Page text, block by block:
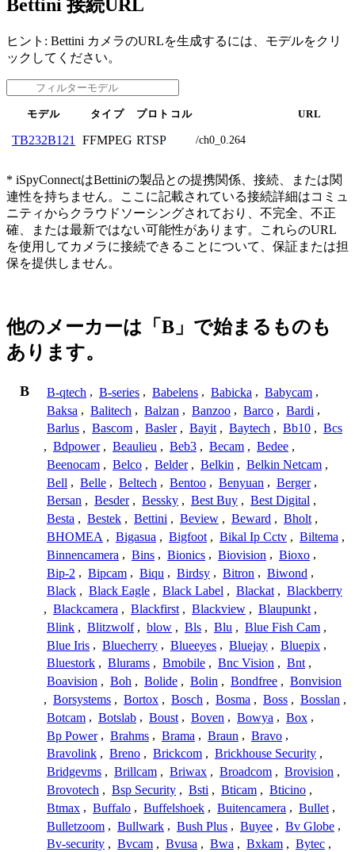
Bettini 接続URL
ヒント: Bettini カメラのURLを生成するには、モデルをクリ
ックしてください。
モデル タイプ プロトコル URL
TB232B121 FFMPEG RTSP /ch0_0.264
* iSpyConnectはBettiniの製品との提携関係、接続、または関
連性を持ちません。ここに記載されている接続詳細はコミュ
ニティからクラウドソーシングされており、不完全、不正
確、または最新ではない可能性があります。これらのURL
を使用してカメラに接続できることについて、保証または担
保を提供しません。
他のメーカーは「B」で始まるものも
あります。
B B-qtech , B-series , Babelens , Babicka , Babycam ,
Baksa , Balitech , Balzan , Banzoo , Barco , Bardi ,
Barlus , Bascom , Basler , Bayit , Baytech , Bb10 , Bcs
, Bdpower , Beaulieu , Beb3 , Becam , Bedee ,
Beenocam , Belco , Belder , Belkin , Belkin Netcam ,
Bell , Belle , Beltech , Bentoo , Benyuan , Berger ,
Bersan , Besder , Bessky , Best Buy , Best Digital ,
Besta , Bestek , Bettini , Beview , Beward , Bholt ,
BHOMEA , Bigasua , Bigfoot , Bikal Ip Cctv , Biltema ,
Binnencamera , Bins , Bionics , Biovision , Bioxo ,
Bip-2 , Bipcam , Biqu , Birdsy , Bitron , Biwond ,
Black , Black Eagle , Black Label , Blackat , Blackberry
, Blackcamera , Blackfirst , Blackview , Blaupunkt ,
Blink , Blitzwolf , blow , Bls , Blu , Blue Fish Cam ,
Blue Iris , Bluecherry , Blueeyes , Bluejay , Bluepix ,
Bluestork , Blurams , Bmobile , Bnc Vision , Bnt ,
Boavision , Boh , Bolide , Bolin , Bondfree , Bonvision
, Borsystems , Bortox , Bosch , Bosma , Boss , Bosslan ,
Botcam , Botslab , Boust , Boven , Bowya , Box ,
Bp Power , Brahms , Brama , Braun , Bravo ,
Bravolink , Breno , Brickcom , Brickhouse Security ,
Bridgevms , Brillcam , Briwax , Broadcom , Brovision ,
Brovotech , Bsp Security , Bsti , Bticam , Bticino ,
Btmax , Buffalo , Buffelshoek , Buitencamera , Bullet ,
Bulletzoom , Bullwark , Bush Plus , Buyee , Bv Globe ,
Bv-security , Bvcam , Bvusa , Bwa , Bxkam , Bytec ,